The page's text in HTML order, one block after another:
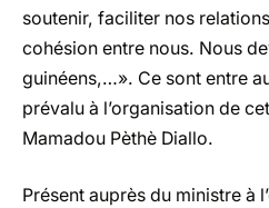
soutenir, faciliter nos
cohésion entre nous. Nous
guinéens,…». Ce sont entre
prévalu à l’organisation de
Mamadou Pèthè Diallo.
Présent auprès du ministre à